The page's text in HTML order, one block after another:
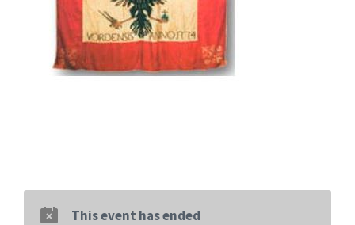
This event has ended